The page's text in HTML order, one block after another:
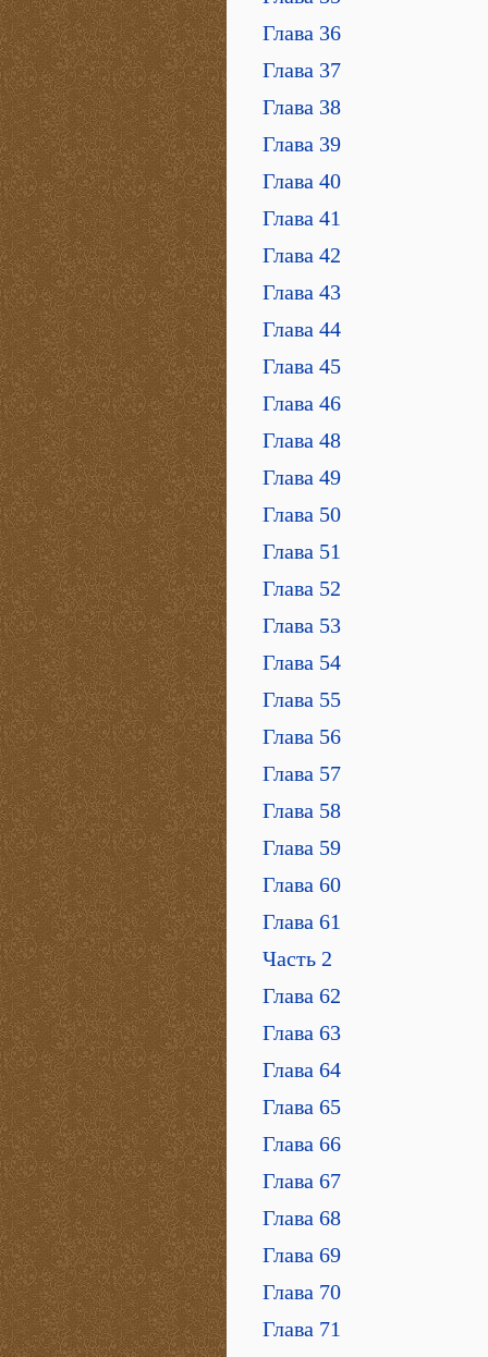
Глава 36
Глава 37
Глава 38
Глава 39
Глава 40
Глава 41
Глава 42
Глава 43
Глава 44
Глава 45
Глава 46
Глава 48
Глава 49
Глава 50
Глава 51
Глава 52
Глава 53
Глава 54
Глава 55
Глава 56
Глава 57
Глава 58
Глава 59
Глава 60
Глава 61
Часть 2
Глава 62
Глава 63
Глава 64
Глава 65
Глава 66
Глава 67
Глава 68
Глава 69
Глава 70
Глава 71